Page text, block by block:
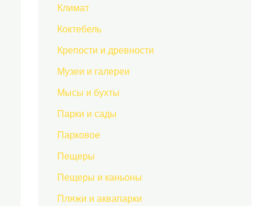
Климат
Коктебель
Крепости и древности
Музеи и галереи
Мысы и бухты
Парки и сады
Парковое
Пещеры
Пещеры и каньоны
Пляжи и аквапарки